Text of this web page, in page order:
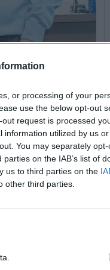
or processing of your
use the below opt-out
request is processed
utilized by us
You may separately
on the IAB’s list of
us to third parties on the
other third parties.
El salón de
el cáncer”, cuyo
han demostrado
en el acto. Se trata
que se encuentran
entre otros.
faltar el aceite de
de la
sido editada por